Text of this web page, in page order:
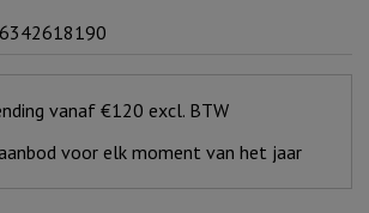
vanaf €120 excl. BTW
voor elk moment van het jaar